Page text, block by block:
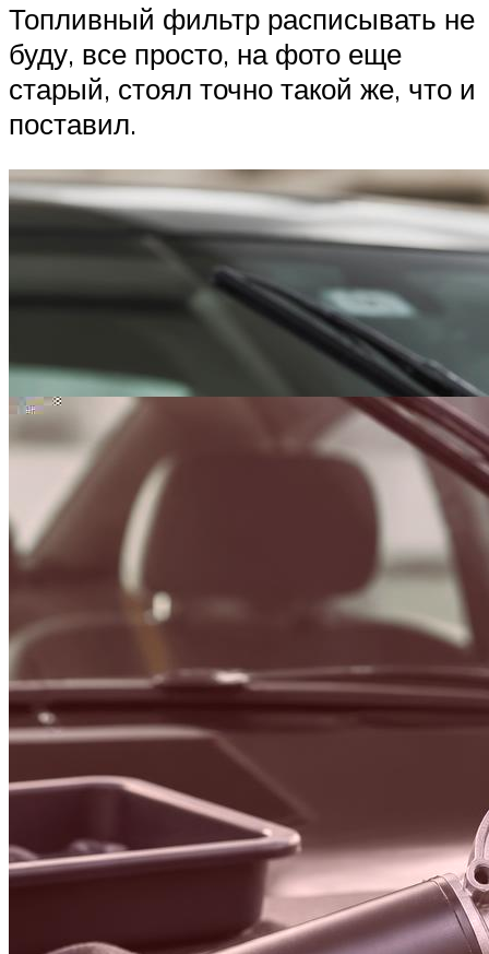
Топливный фильтр расписывать не
буду, все просто, на фото еще
старый, стоял точно такой же, что и
поставил.